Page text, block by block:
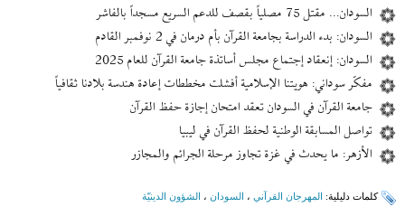
السودان... مقتل 75 مصلياً بقصف للدعم السريع مسجداً بالفاشر
السودان: بدء الدراسة بجامعة القرآن بأم درمان في 2 نوفمبر القادم
السودان: إنعقاد إجتماع مجلس أساتذة جامعة القرآن للعام 2025
مفكّر سوداني: هويتنا الإسلامية أفشلت مخططات إعادة هندسة بلادنا ثقافياً
جامعة القرآن في السودان تعقد امتحان إجازة حفظ القرآن
تواصل المسابقة الوطنية لحفظ القرآن في ليبيا
الأزهر: ما يحدث في غزة تجاوز مرحلة الجرائم والمجازر
کلمات دلیلیة: المهرجان القرآني ، السودان ، الشؤون الدینیّة